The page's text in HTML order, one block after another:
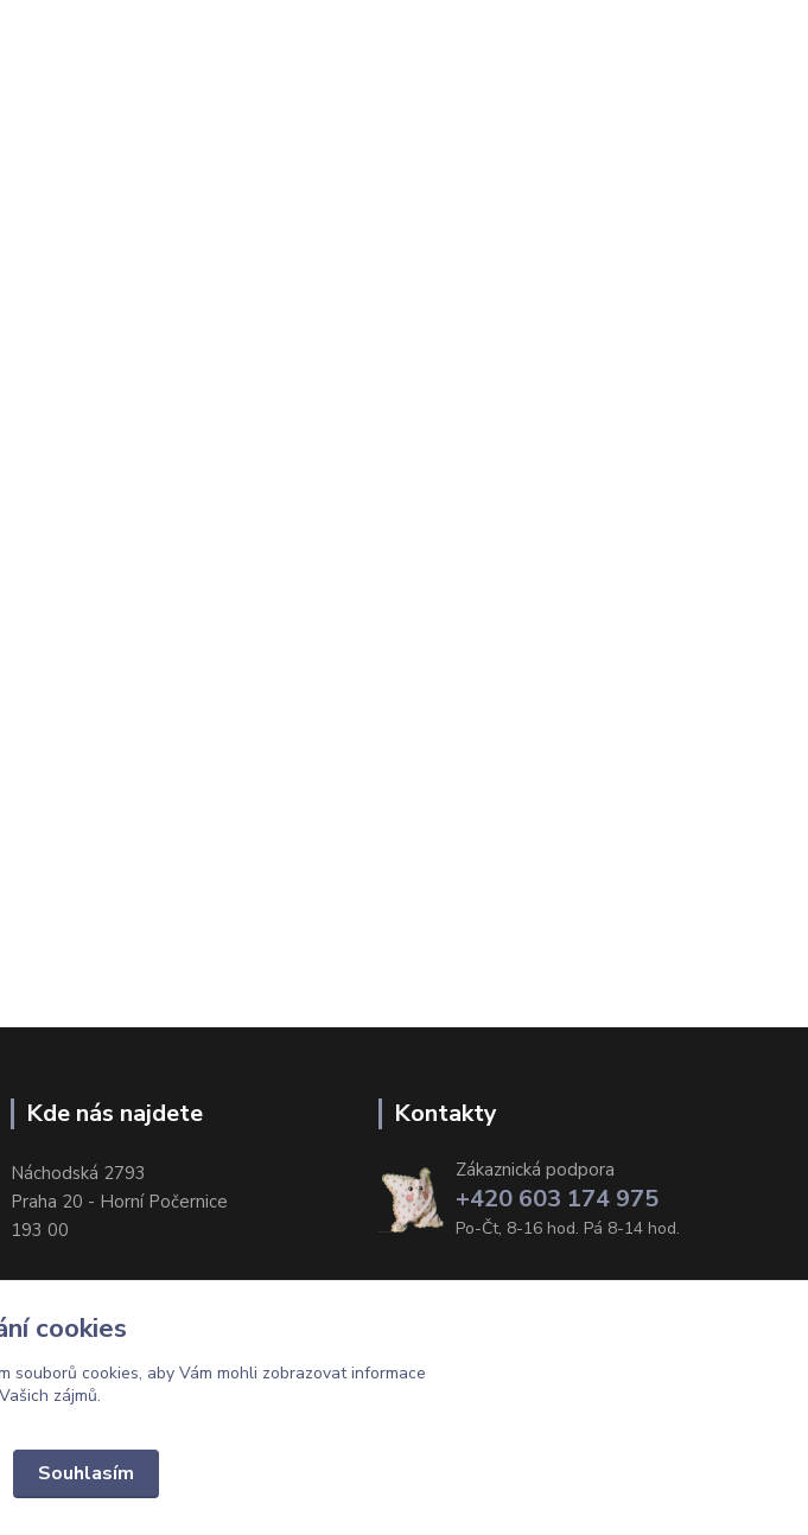
Kde nás najdete
Náchodská 2793
Praha 20 - Horní Počernice
193 00
Kontakty
Zákaznická podpora
+420 603 174 975
Po-Čt, 8-16 hod. Pá 8-14 hod.
cookies.
cookies
souborů cookies, aby Vám mohli zobrazovat informace
zájmů.
Souhlasím